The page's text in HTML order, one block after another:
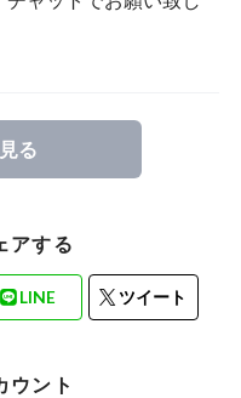
る
アする
LINE ツイート
ウント